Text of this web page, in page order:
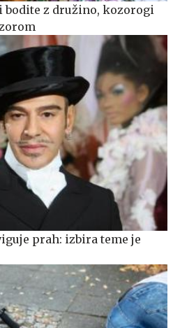
z družino, kozorogi
prah: izbira teme je